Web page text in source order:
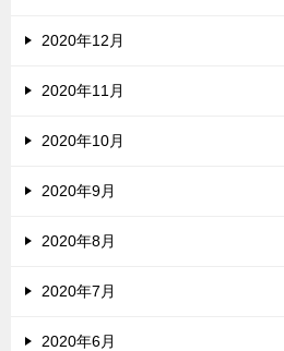
2020年12月
2020年11月
2020年10月
2020年9月
2020年8月
2020年7月
2020年6月